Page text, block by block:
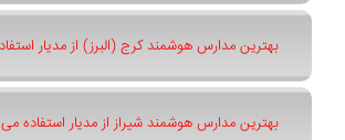
بهترین مدارس هوشمند کرج (البرز) از مدیار
بهترین مدارس هوشمند شیراز از مدیار استفاده می